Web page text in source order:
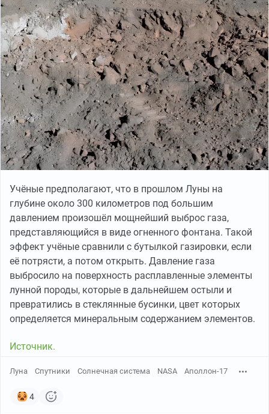
Учёные предполагают, что в прошлом Луны на
глубине около 300 километров под большим
давлением произошёл мощнейший выброс газа,
представляющийся в виде огненного фонтана. Такой
эффект учёные сравнили с бутылкой газировки, если
её потрясти, а потом открыть. Давление газа
выбросило на поверхность расплавленные элементы
лунной породы, которые в дальнейшем остыли и
превратились в стеклянные бусинки, цвет которых
определяется минеральным содержанием элементов.
Источник.
Луна Спутники Солнечная система NASA Аполлон-17
4